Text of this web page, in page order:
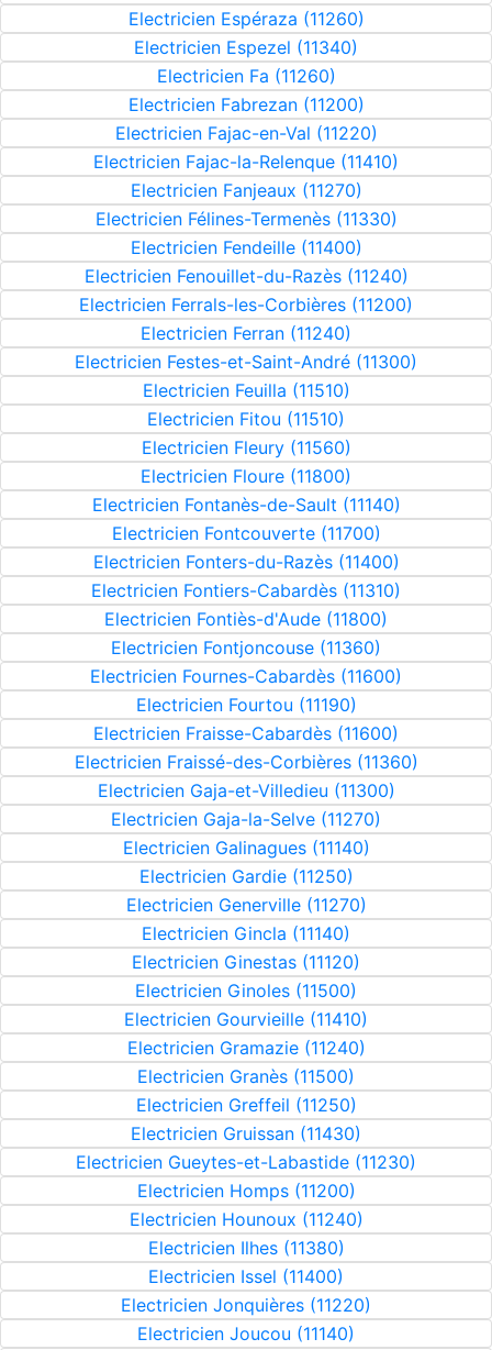
Electricien Espéraza (11260)
Electricien Espezel (11340)
Electricien Fa (11260)
Electricien Fabrezan (11200)
Electricien Fajac-en-Val (11220)
Electricien Fajac-la-Relenque (11410)
Electricien Fanjeaux (11270)
Electricien Félines-Termenès (11330)
Electricien Fendeille (11400)
Electricien Fenouillet-du-Razès (11240)
Electricien Ferrals-les-Corbières (11200)
Electricien Ferran (11240)
Electricien Festes-et-Saint-André (11300)
Electricien Feuilla (11510)
Electricien Fitou (11510)
Electricien Fleury (11560)
Electricien Floure (11800)
Electricien Fontanès-de-Sault (11140)
Electricien Fontcouverte (11700)
Electricien Fonters-du-Razès (11400)
Electricien Fontiers-Cabardès (11310)
Electricien Fontiès-d'Aude (11800)
Electricien Fontjoncouse (11360)
Electricien Fournes-Cabardès (11600)
Electricien Fourtou (11190)
Electricien Fraisse-Cabardès (11600)
Electricien Fraissé-des-Corbières (11360)
Electricien Gaja-et-Villedieu (11300)
Electricien Gaja-la-Selve (11270)
Electricien Galinagues (11140)
Electricien Gardie (11250)
Electricien Generville (11270)
Electricien Gincla (11140)
Electricien Ginestas (11120)
Electricien Ginoles (11500)
Electricien Gourvieille (11410)
Electricien Gramazie (11240)
Electricien Granès (11500)
Electricien Greffeil (11250)
Electricien Gruissan (11430)
Electricien Gueytes-et-Labastide (11230)
Electricien Homps (11200)
Electricien Hounoux (11240)
Electricien Ilhes (11380)
Electricien Issel (11400)
Electricien Jonquières (11220)
Electricien Joucou (11140)